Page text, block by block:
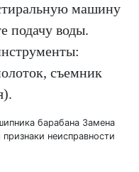
машину
подачу воды.
съемник